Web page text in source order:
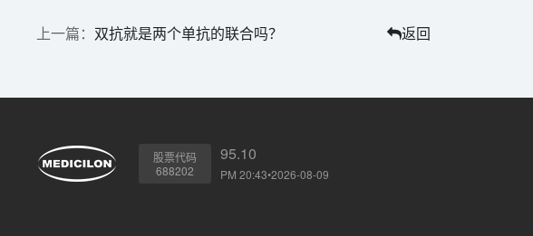
双抗就是两个单抗的联合吗？ 返回
股票代码
688202
95.10
PM 20:43•2026-08-09